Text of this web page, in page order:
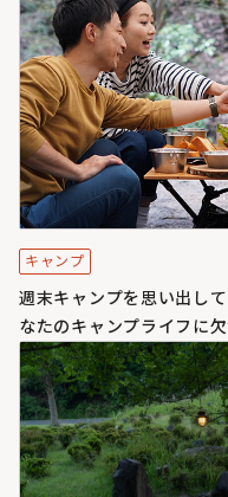
キャンプ
週末キャンプを思い出し
なたのキャンプライフに